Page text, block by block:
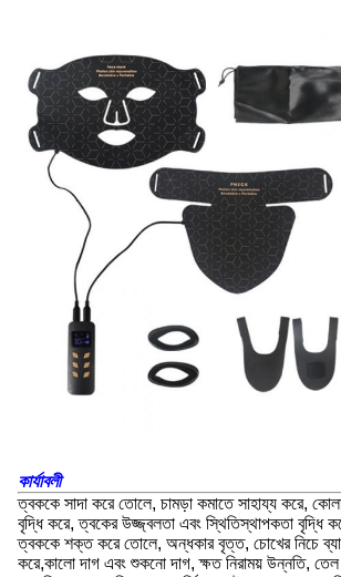
কার্যাবলী
ত্বককে সাদা করে তোলে, চামড়া কমাতে সাহায্য করে,
বৃদ্ধি করে, ত্বকের উজ্জ্বলতা এবং স্থিতিস্থাপকতা বৃদ্ধি
ত্বককে শক্ত করে তোলে, অন্ধকার বৃত্ত, চোখের নিচে
করে,কালো দাগ এবং শুকনো দাগ, ক্ষত নিরাময় উন্নতি,